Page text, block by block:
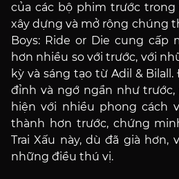
của các bộ phim trước
xây dựng và mở rộng chúng
Boys: Ride or Die cung
hơn nhiều so với trước, với
kỳ và sáng tạo từ Adil &
đỉnh và ngớ ngẩn như
hiện với nhiều phong cách
thành hơn trước, chứng
Trai Xấu này, dù đã già hơn,
những điều thú vị.